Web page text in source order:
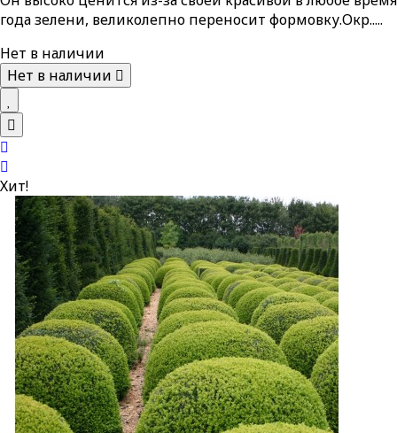
года зелени, великолепно переносит формовку.Окр.....
Нет в наличии
Нет в наличии
Хит!